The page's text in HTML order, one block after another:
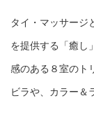
タイ・マッサージ
を提供する「癒し
感のある８室のト
ビラや、カラー＆